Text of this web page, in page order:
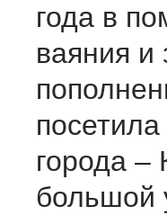
года в
ваяния и
города –
большой